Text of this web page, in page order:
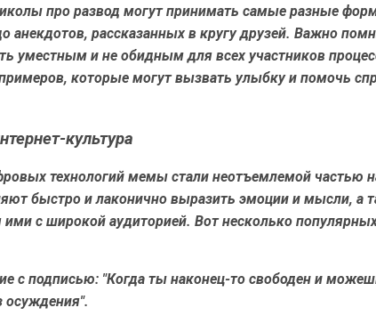
про развод могут принимать самые разные
анекдотов, рассказанных в кругу друзей. Важно
уместным и не обидным для всех участников
которые могут вызвать улыбку и помочь
культура
технологий мемы стали неотъемлемой частью
быстро и лаконично выразить эмоции и мысли, а
ими с широкой аудиторией. Вот несколько
с подписью: "Когда ты наконец-то свободен и
осуждения".